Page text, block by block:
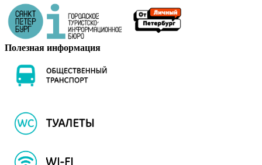
Полезная информация